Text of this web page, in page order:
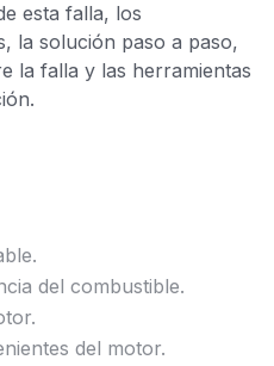
esta falla, los
la solución paso a paso,
la falla y las herramientas
del combustible.
del motor.